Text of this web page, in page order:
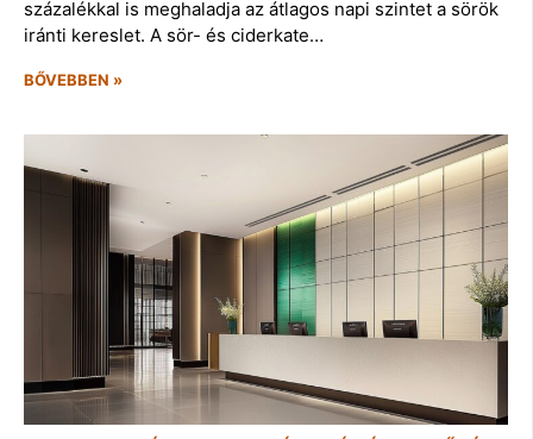
százalékkal is meghaladja az átlagos napi szintet a sörök
iránti kereslet. A sör- és ciderkate…
BŐVEBBEN »